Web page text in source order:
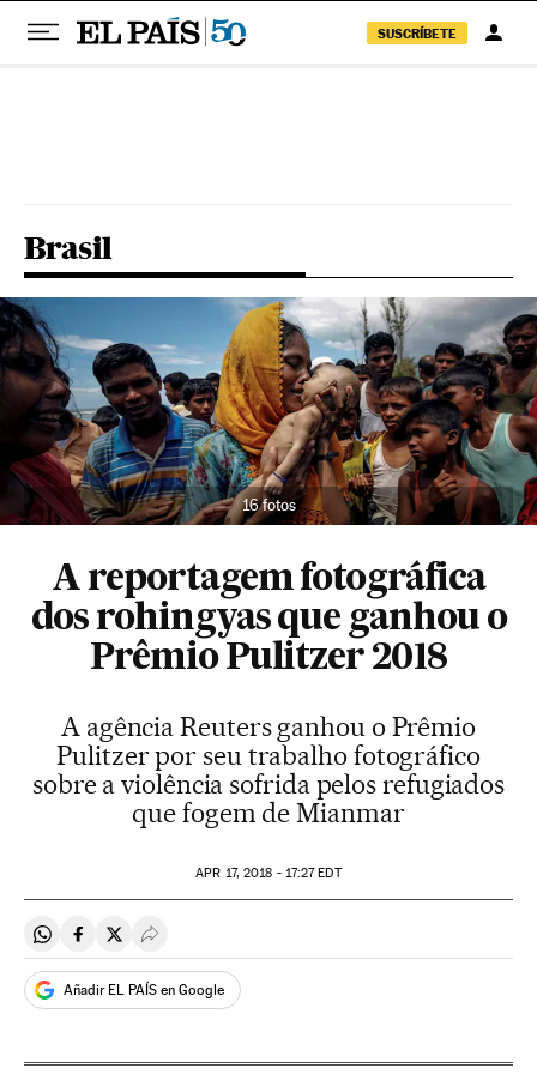
SUSCRÍBETE
Brasil
16 fotos
A reportagem fotográfica
dos rohingyas que ganhou o
Prêmio Pulitzer 2018
A agência Reuters ganhou o Prêmio
Pulitzer por seu trabalho fotográfico
sobre a violência sofrida pelos refugiados
que fogem de Mianmar
APR 17, 2018 - 17:27EDT
Compartir en Whatsapp
Compartir en Facebook
Compartir en Twitter
Desplegar Redes Sociales
Añadir EL PAÍS en Google